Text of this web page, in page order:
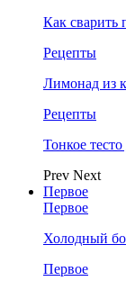
Как сварить
Рецепты
Лимонад из
Рецепты
Тонкое
Prev Next
Первое
Первое
Холодный
Первое